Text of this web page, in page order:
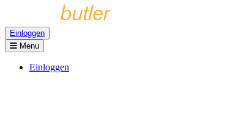
Einloggen
Menu
Einloggen